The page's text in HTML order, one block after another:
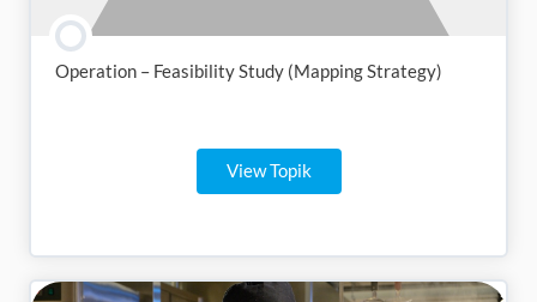
Operation – Feasibility Study (Mapping Strategy)
View Topik